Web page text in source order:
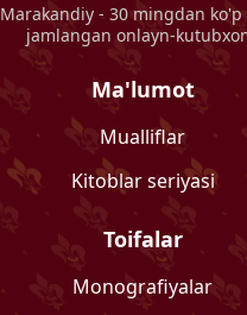
Marakandiy - 30 mingdan ko'p
jamlangan onlayn-
Ma'lumot
Mualliflar
Kitoblar seriyasi
Toifalar
Monografiyalar